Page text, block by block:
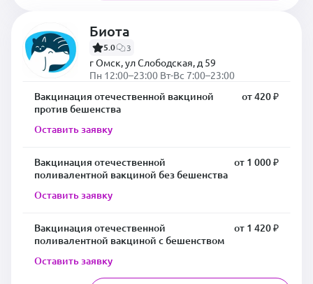
Биота
5.0 3
г Омск, ул Слободская, д 59
Пн 12:00–23:00 Вт-Вс 7:00–23:00
Вакцинация отечественной вакциной
против бешенства
от 420 ₽
Оставить заявку
Вакцинация отечественной
поливалентной вакциной без бешенства
от 1 000 ₽
Оставить заявку
Вакцинация отечественной
поливалентной вакциной с бешенством
от 1 420 ₽
Оставить заявку